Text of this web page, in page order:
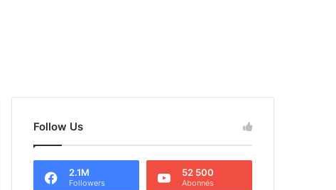
Follow Us
2.1M
Followers
52 500
Abonnés